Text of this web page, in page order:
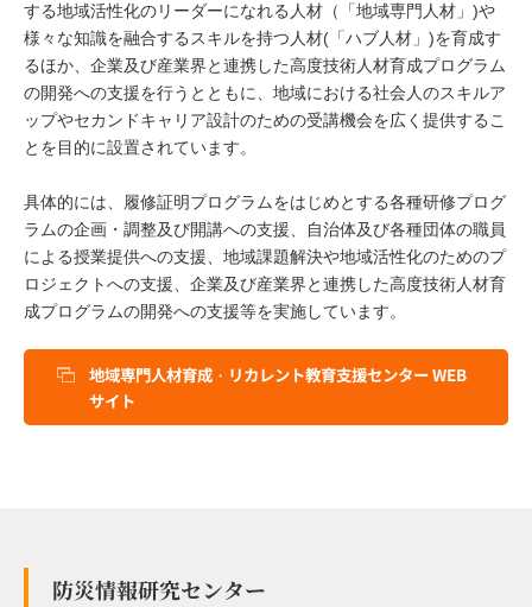
する地域活性化のリーダーになれる人材（「地域専門人材」)や
様々な知識を融合するスキルを持つ人材(「ハブ人材」)を育成す
るほか、企業及び産業界と連携した高度技術人材育成プログラム
の開発への支援を行うとともに、地域における社会人のスキルア
ップやセカンドキャリア設計のための受講機会を広く提供するこ
とを目的に設置されています。
具体的には、履修証明プログラムをはじめとする各種研修プログ
ラムの企画・調整及び開講への支援、自治体及び各種団体の職員
による授業提供への支援、地域課題解決や地域活性化のためのプ
ロジェクトへの支援、企業及び産業界と連携した高度技術人材育
成プログラムの開発への支援等を実施しています。
地域専門人材育成・リカレント教育支援センター WEB
サイト
防災情報研究センター